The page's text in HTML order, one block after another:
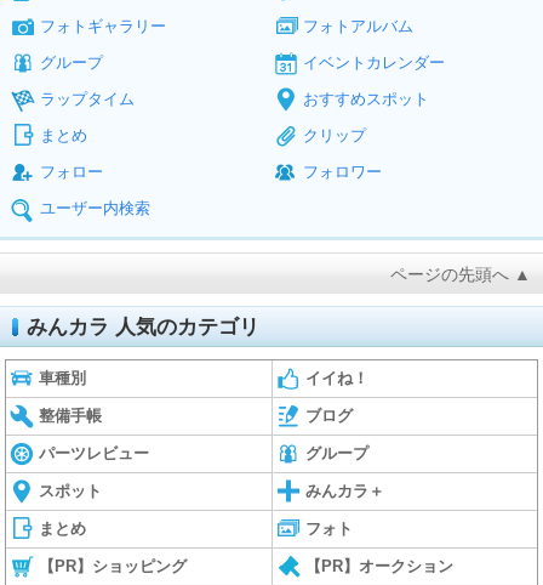
フォトギャラリー
フォトアルバム
グループ
イベントカレンダー
ラップタイム
おすすめスポット
まとめ
クリップ
フォロー
フォロワー
ユーザー内検索
ページの先頭へ ▲
みんカラ 人気のカテゴリ
車種別 イイね！
整備手帳 ブログ
パーツレビュー グループ
スポット みんカラ＋
まとめ フォト
【PR】ショッピング 【PR】オークション